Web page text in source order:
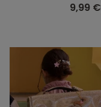
9,99 €